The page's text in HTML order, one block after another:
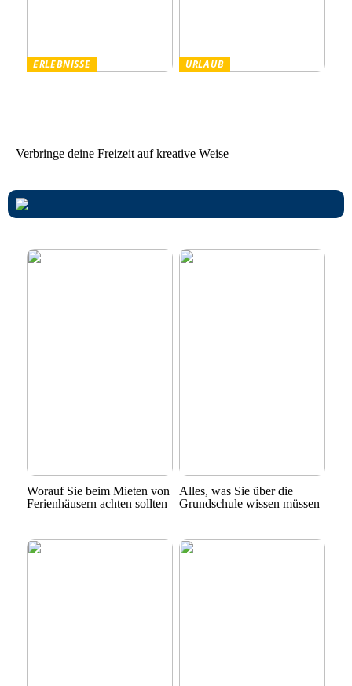
ERLEBNISSE
URLAUB
Verbringe deine Freizeit auf kreative Weise
Worauf Sie beim Mieten von
Ferienhäusern achten sollten
Alles, was Sie über die
Grundschule wissen müssen